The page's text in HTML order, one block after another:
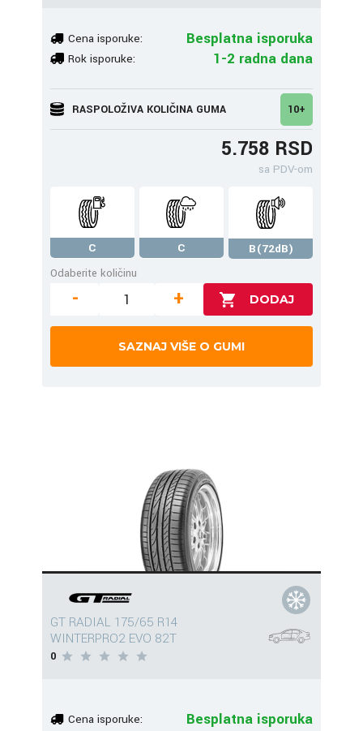
Cena isporuke: Besplatna isporuka
Rok isporuke: 1-2 radna dana
RASPOLOŽIVA KOLIČINA GUMA 10+
5.758 RSD
sa PDV-om
C C
B(72dB)
Odaberite količinu
- +
SAZNAJ VIŠE O GUMI
GT RADIAL 175/65 R14
WINTERPRO2 EVO 82T
0
Cena isporuke: Besplatna isporuka